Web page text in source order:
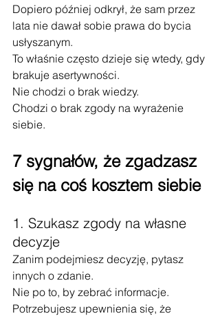
Dopiero później odkrył, że sam przez
lata nie dawał sobie prawa do bycia
usłyszanym.
To właśnie często dzieje się wtedy, gdy
brakuje asertywności.
Nie chodzi o brak wiedzy.
Chodzi o brak zgody na wyrażenie
siebie.
7 sygnałów, że zgadzasz
się na coś kosztem siebie
1. Szukasz zgody na własne
decyzje
Zanim podejmiesz decyzję, pytasz
innych o zdanie.
Nie po to, by zebrać informacje.
Potrzebujesz upewnienia się, że